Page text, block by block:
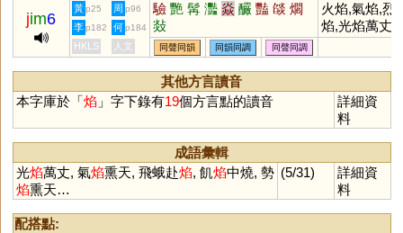
jim6
黃 p25 周 p96 驗 艷 髯 灩 焱 釅 豔 燄 爓
敥
火焰,氣焰,烈
焰,光焰萬丈,
焰囂張
李 p182 何 p184
HKLS 人文 同聲同韻 同韻同調 同聲同調
其他方言讀音
本字庫於「焰 」字下錄有19個方言點的讀音
詳細資
料
成語彙輯
光焰萬丈, 氣焰熏天, 飛蛾赴焰, 飢焰中燒, 勢
焰熏天…
(5/31)
詳細資
料
配搭點: